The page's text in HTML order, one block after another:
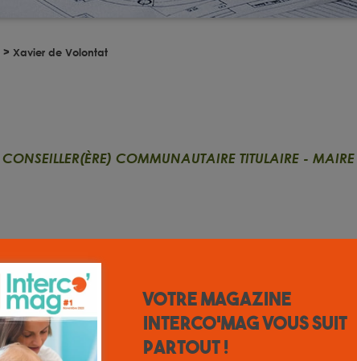
> Xavier de Volontat
CONSEILLER(ÈRE) COMMUNAUTAIRE TITULAIRE- MAIRE
Votre magazine
INTERCO'MAG vous suit
partout !